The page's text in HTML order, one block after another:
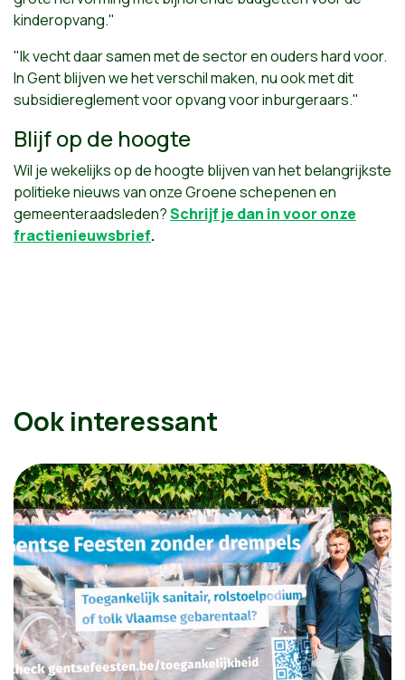
kinderopvang."
"Ik vecht daar samen met de sector en ouders hard voor.
In Gent blijven we het verschil maken, nu ook met dit
subsidiereglement voor opvang voor inburgeraars."
Blijf op de hoogte
Wil je wekelijks op de hoogte blijven van het belangrijkste
politieke nieuws van onze Groene schepenen en
gemeenteraadsleden?Schrijf je dan in voor onze
fractienieuwsbrief.
Ook interessant